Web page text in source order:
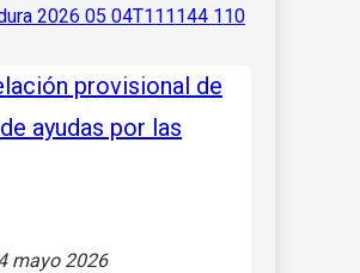
provisional de
ayudas por las
mayo 2026